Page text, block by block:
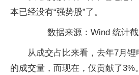
本已经没有“强势股”了。
数据来源：Wind 统计
从成交占比来看，去年7月
的成交量，而现在，仅贡献了3%。